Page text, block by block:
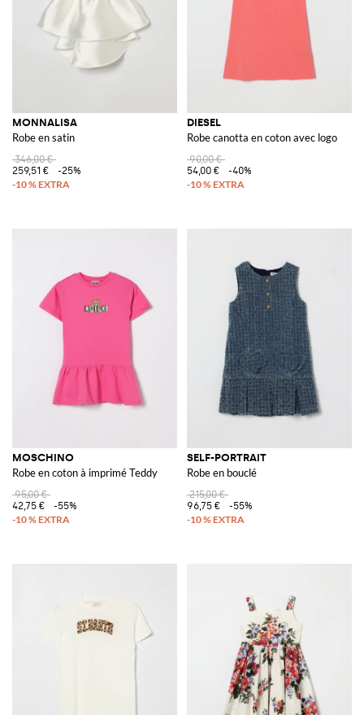
MONNALISA
Robe en satin
346,00 €
259,51 €
-25%
DIESEL
Robe canotta en coton avec logo
90,00 €
54,00 €
-40%
MOSCHINO
Robe en coton à imprimé Teddy
95,00 €
42,75 €
-55%
SELF-PORTRAIT
Robe en bouclé
215,00 €
96,75 €
-55%